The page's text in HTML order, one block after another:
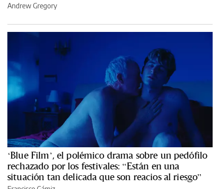
Andrew Gregory
‘Blue Film’, el polémico drama sobre un pedófilo
rechazado por los festivales: “Están en una
situación tan delicada que son reacios al riesgo”